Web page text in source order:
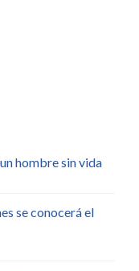
hombre sin vida
se conocerá el